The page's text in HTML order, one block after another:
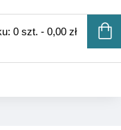
0 szt. - 0,00 zł